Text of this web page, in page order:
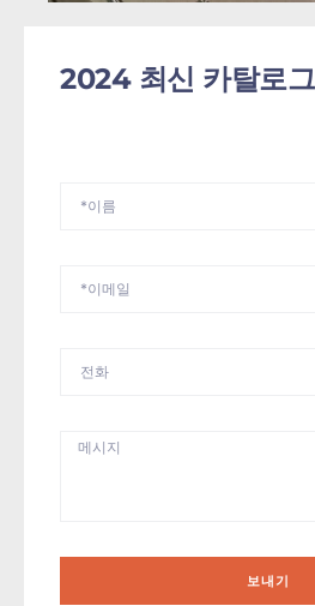
2024 최신 카탈로그
보내기